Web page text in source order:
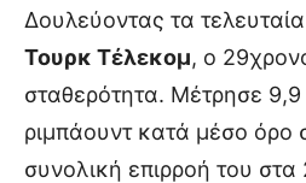
Δουλεύοντας τα
Τουρκ Τέλεκομ, ο
σταθερότητα. Μέτρησε
ριμπάουντ κατά μέσο όρο
συνολική επιρροή του στα